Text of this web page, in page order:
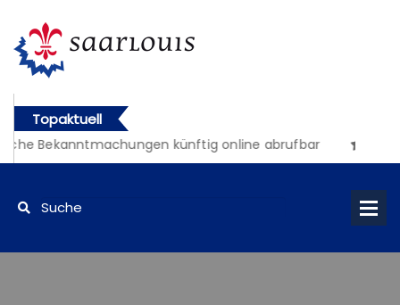
Topaktuell
Bekanntmachungen künftig online abrufbar